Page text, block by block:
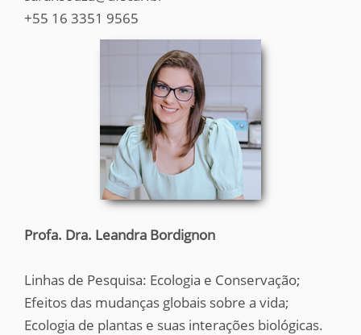
+55 16 3351 9565
Profa. Dra. Leandra Bordignon
Linhas de Pesquisa: Ecologia e Conservação;
Efeitos das mudanças globais sobre a vida;
Ecologia de plantas e suas interações biológicas.